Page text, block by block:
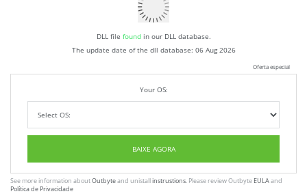
DLL file foundin our DLL database.
The update date of the dll database: 06 Aug 2026
Oferta especial
Your OS:
BAIXE AGORA
See more information aboutOutbyteand unistallinstrustions. Please review Outbyte EULAand
Política de Privacidade